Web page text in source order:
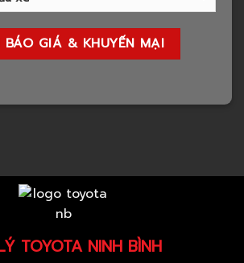
TOYOTA NINH BÌNH